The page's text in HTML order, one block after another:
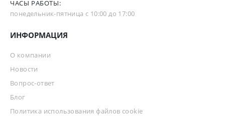
ЧАСЫ РАБОТЫ:
понедельник-пятница с 10:00 до 17:00
ИНФОРМАЦИЯ
О компании
Новости
Вопрос-ответ
Блог
Политика использования файлов cookie